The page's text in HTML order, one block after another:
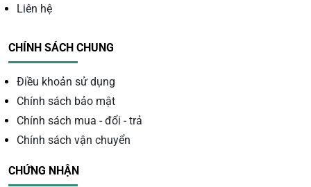
Ý nghĩa phong thủy của tinh
thể thạch anh tím
Liên hệ
CHÍNH SÁCH CHUNG
Điều khoản sử dụng
Chính sách bảo mật
Chính sách mua - đổi - trả
Chính sách vận chuyển
CHỨNG NHẬN